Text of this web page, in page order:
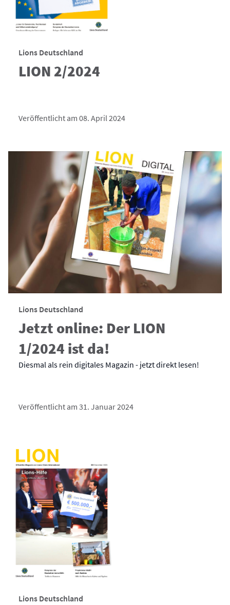
Lions Deutschland
LION 2/2024
Veröffentlicht am 08. April 2024
Lions Deutschland
Jetzt online: Der LION
1/2024 ist da!
Diesmal als rein digitales Magazin - jetzt direkt lesen!
Veröffentlicht am 31. Januar 2024
Lions Deutschland